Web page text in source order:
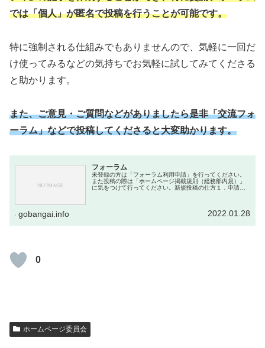
では「個人」が匿名で投稿を行うことが可能です。
特に強制される仕組みでもありませんので、気軽に一回だ
け使ってみるなどの気持ちでお気軽に試してみてくださる
と助かります。
また、ご意見・ご質問などがありましたら是非「交流フォ
ーラム」などで投稿してくださると大変助かります。
フォーラム
未登録の方は「フォーラム利用申請」を行ってください。
また投稿の際は「ホームページ掲載規則（総務部内規）」
に気をつけて行ってください。新規投稿の仕方１．申請し
gobangai.info 2022.01.28
0
ホームページ委員会